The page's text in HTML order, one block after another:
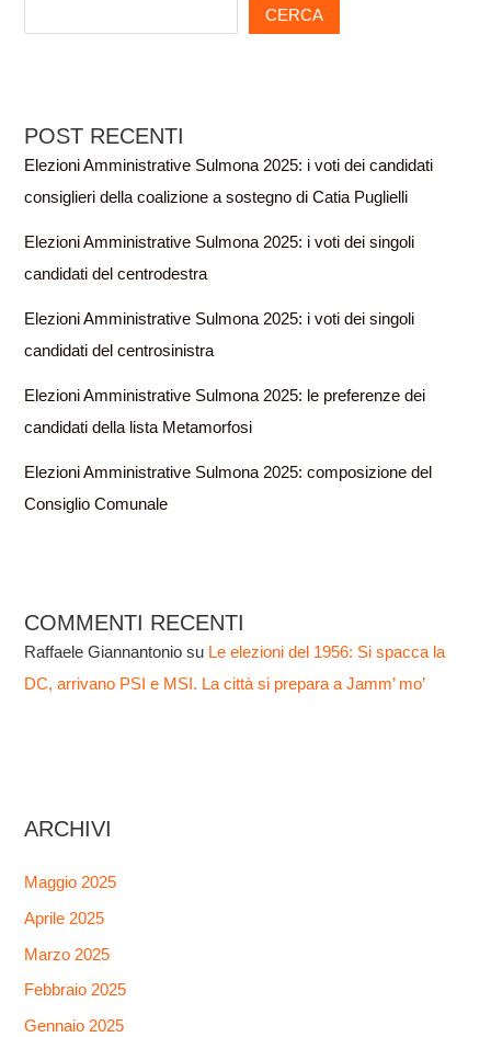
CERCA
POST RECENTI
Elezioni Amministrative Sulmona 2025: i voti dei candidati
consiglieri della coalizione a sostegno di Catia Puglielli
Elezioni Amministrative Sulmona 2025: i voti dei singoli
candidati del centrodestra
Elezioni Amministrative Sulmona 2025: i voti dei singoli
candidati del centrosinistra
Elezioni Amministrative Sulmona 2025: le preferenze dei
candidati della lista Metamorfosi
Elezioni Amministrative Sulmona 2025: composizione del
Consiglio Comunale
COMMENTI RECENTI
Raffaele Giannantonio su Le elezioni del 1956: Si spacca la
DC, arrivano PSI e MSI. La città si prepara a Jamm’ mo’
ARCHIVI
Maggio 2025
Aprile 2025
Marzo 2025
Febbraio 2025
Gennaio 2025